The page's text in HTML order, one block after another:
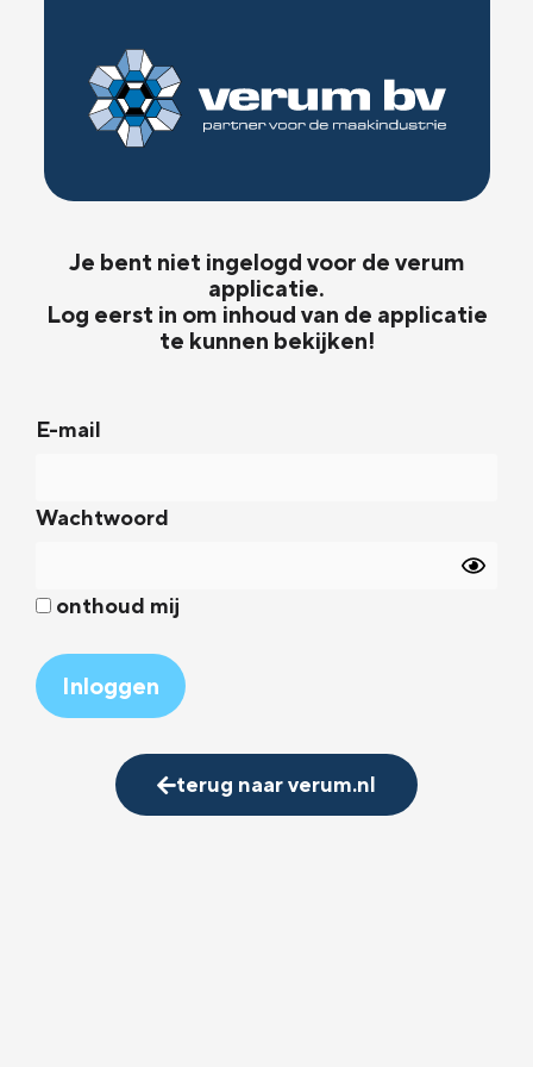
Je bent niet ingelogd voor de verum
applicatie.
Log eerst in om inhoud van de applicatie
te kunnen bekijken!
E-mail
Wachtwoord
onthoud mij
terug naar verum.nl